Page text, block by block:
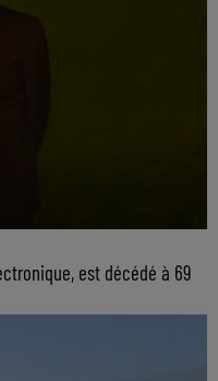
est décédé à 69